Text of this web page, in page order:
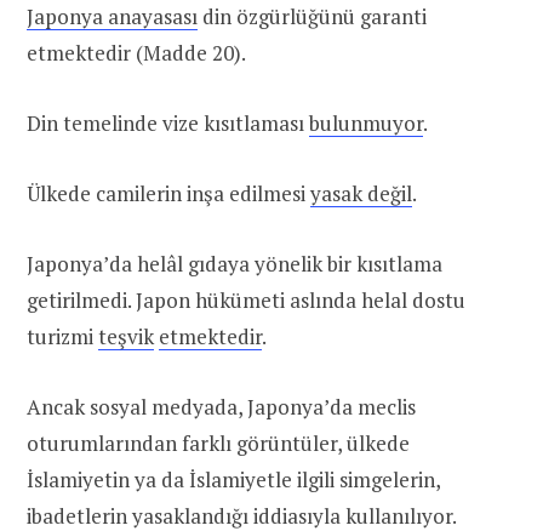
Japonya anayasası din özgürlüğünü garanti
etmektedir (Madde 20).
Din temelinde vize kısıtlamasıbulunmuyor.
Ülkede camilerin inşa edilmesiyasak değil.
Japonya’da helâl gıdaya yönelik bir kısıtlama
getirilmedi. Japon hükümeti aslında helal dostu
turizmiteşvik etmektedir.
Ancak sosyal medyada, Japonya’da meclis
oturumlarından farklı görüntüler, ülkede
İslamiyetin ya da İslamiyetle ilgili simgelerin,
ibadetlerin yasaklandığı iddiasıyla kullanılıyor.